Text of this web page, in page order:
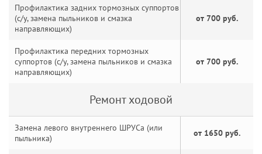
Профилактика задних тормозных суппортов
(с/у, замена пыльников и смазка
направляющих)
от 700 руб.
Профилактика передних тормозных
суппортов (с/у, замена пыльников и смазка
направляющих)
от 700 руб.
Ремонт ходовой
Замена левого внутреннего ШРУСа (или
пыльника)
от 1650 руб.